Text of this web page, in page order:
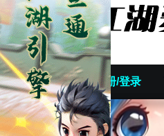
首页 发帖/注册/登录